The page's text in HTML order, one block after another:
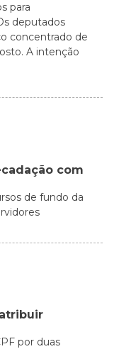
para
deputados
concentrado de
A intenção
com
de fundo da
por duas